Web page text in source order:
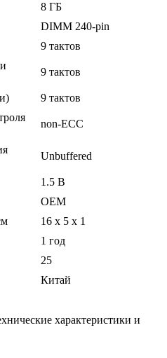
8 ГБ
DIMM 240-pin
9 тактов
9 тактов
9 тактов
non-ECC
Unbuffered
1.5 В
OEM
16 x 5 x 1
1 год
25
Китай
характеристики и